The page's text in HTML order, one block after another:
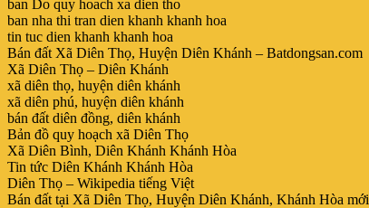
ban Do quy hoach xa dien tho
ban nha thi tran dien khanh khanh hoa
tin tuc dien khanh khanh hoa
Bán đất Xã Diên Thọ, Huyện Diên Khánh – Batdongsan.com
Xã Diên Thọ – Diên Khánh
xã diên thọ, huyện diên khánh
xã diên phú, huyện diên khánh
bán đất diên đồng, diên khánh
Bản đồ quy hoạch xã Diên Thọ
Xã Diên Bình, Diên Khánh Khánh Hòa
Tin tức Diên Khánh Khánh Hòa
Diên Thọ – Wikipedia tiếng Việt
Bán đất tại Xã Diên Thọ, Huyện Diên Khánh, Khánh Hòa mới